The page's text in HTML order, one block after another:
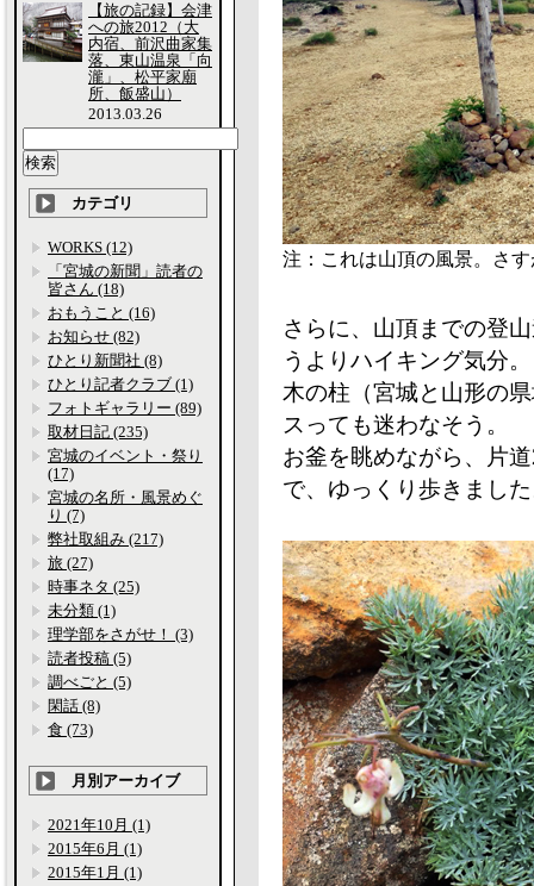
注：これは山頂の風景。さ
さらに、山頂までの登
うよりハイキング気分。
木の柱（宮城と山形の
スっても迷わなそう。
お釜を眺めながら、片
で、ゆっくり歩きまし
【旅の記録】会津
への旅2012（大
内宿、前沢曲家集
落、東山温泉「向
瀧」、松平家廟
所、飯盛山）
2013.03.26
カテゴリ
WORKS (12)
「宮城の新聞」読者の
皆さん (18)
おもうこと (16)
お知らせ (82)
ひとり新聞社 (8)
ひとり記者クラブ (1)
フォトギャラリー (89)
取材日記 (235)
宮城のイベント・祭り
(17)
宮城の名所・風景めぐ
り (7)
弊社取組み (217)
旅 (27)
時事ネタ (25)
未分類 (1)
理学部をさがせ！ (3)
読者投稿 (5)
調べごと (5)
閑話 (8)
食 (73)
月別アーカイブ
2021年10月 (1)
2015年6月 (1)
2015年1月 (1)